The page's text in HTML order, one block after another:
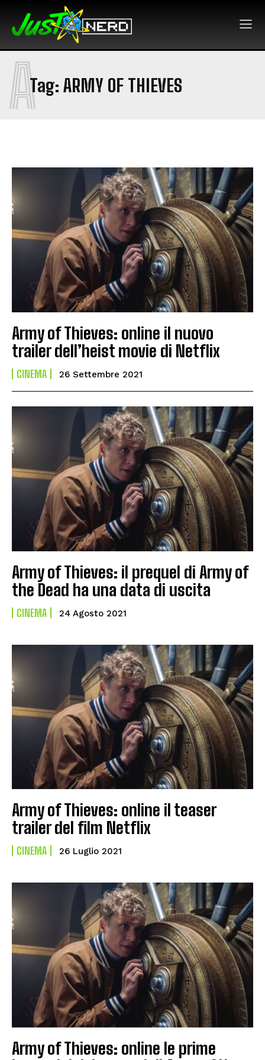
Tag: ARMY OF THIEVES
A
Army of Thieves: online il nuovo
trailer dell’heist movie di Netflix
CINEMA 26 Settembre 2021
Army of Thieves: il prequel di Army of
the Dead ha una data di uscita
CINEMA 24 Agosto 2021
Army of Thieves: online il teaser
trailer del film Netflix
CINEMA 26 Luglio 2021
Army of Thieves: online le prime